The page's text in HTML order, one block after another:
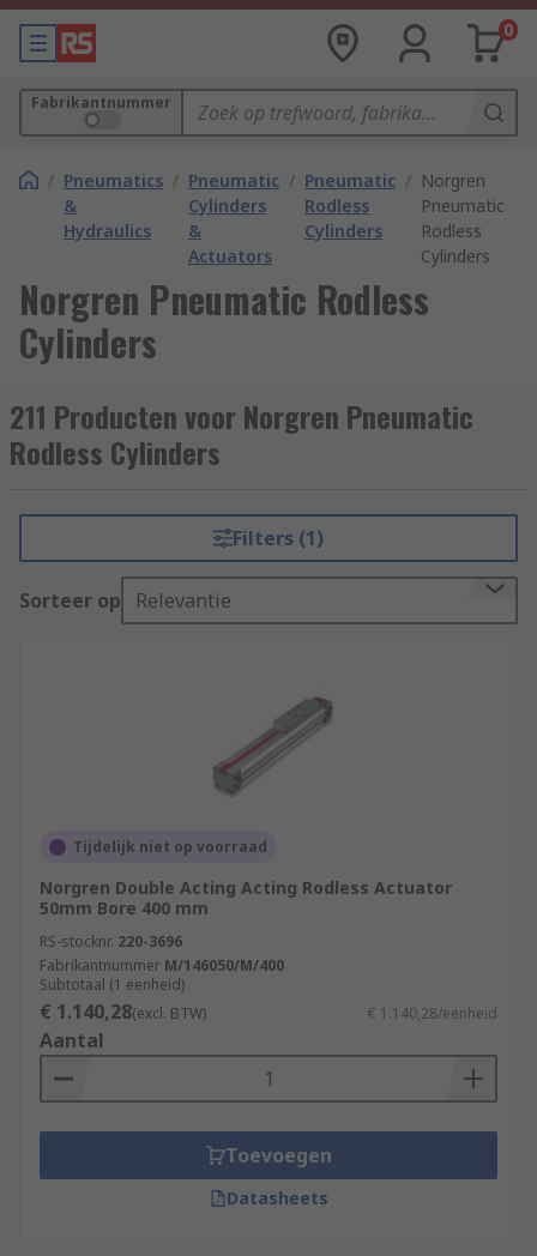
0
Fabrikantnummer
/ Pneumatics
&
Hydraulics
/ Pneumatic
Cylinders
&
Actuators
/ Pneumatic
Rodless
Cylinders
/ Norgren
Pneumatic
Rodless
Cylinders
Norgren Pneumatic Rodless
Cylinders
211 Producten voor Norgren Pneumatic
Rodless Cylinders
Filters (1)
Sorteer op Relevantie
Tijdelijk niet op voorraad
Norgren Double Acting Acting Rodless Actuator
50mm Bore 400 mm
RS-stocknr. 220-3696
Fabrikantnummer M/146050/M/400
Subtotaal (1 eenheid)
€ 1.140,28(excl. BTW) € 1.140,28/eenheid
Aantal
Toevoegen
Datasheets